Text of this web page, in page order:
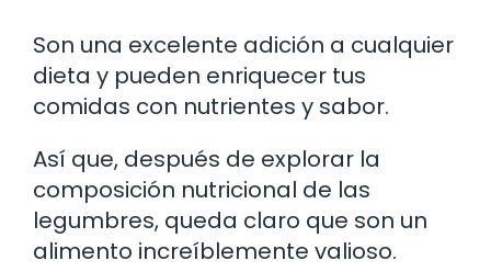
Son una excelente adición a cualquier
dieta y pueden enriquecer tus
comidas con nutrientes y sabor.
Así que, después de explorar la
composición nutricional de las
legumbres, queda claro que son un
alimento increíblemente valioso.